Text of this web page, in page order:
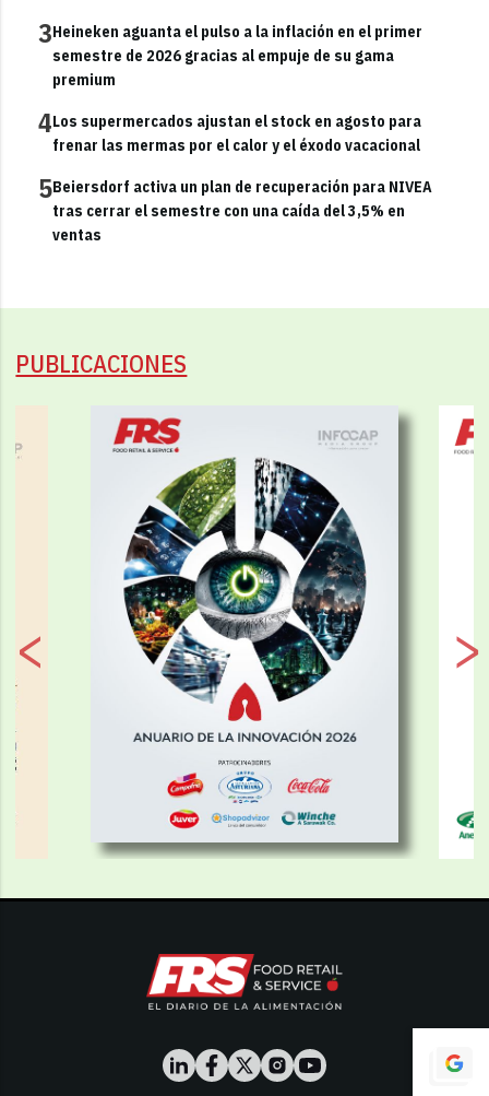
3Heineken aguanta el pulso a la inflación en el primer
semestre de 2026 gracias al empuje de su gama
premium
4Los supermercados ajustan el stock en agosto para
frenar las mermas por el calor y el éxodo vacacional
5Beiersdorf activa un plan de recuperación para NIVEA
tras cerrar el semestre con una caída del 3,5% en
ventas
PUBLICACIONES